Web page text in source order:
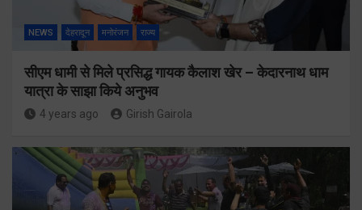
NEWS देहरादून मनोरंजन राज्य
सीएम धामी से मिले प्रसिद्ध गायक कैलाश खेर – केदारनाथ धाम
यात्रा के साझा किये अनुभव
4 years ago Girish Gairola